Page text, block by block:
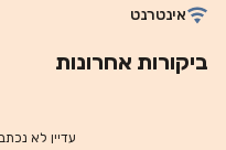
אינטרנט
ביקורות אחרונות
עדיין לא